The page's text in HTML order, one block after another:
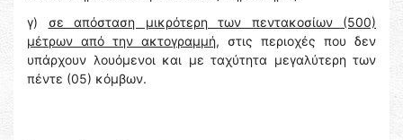
γ) σε απόσταση μικρότερη των πεντακοσίων (500)
μέτρων από την ακτογραμμή, στις περιοχές που δεν
υπάρχουν λουόμενοι και με ταχύτητα μεγαλύτερη των
πέντε (05) κόμβων.